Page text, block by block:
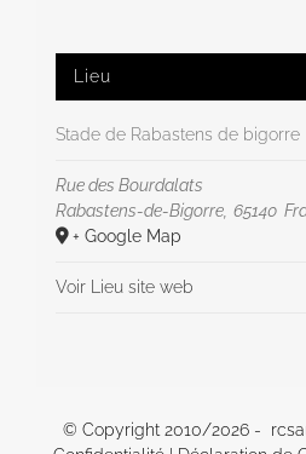
Lieu
Stade de Rabastens de bigorre
Rue des Bourdalats
Rabastens-de-Bigorre, 65140
+ Google Map
Voir Lieu site web
© Copyright 2010/2026 -